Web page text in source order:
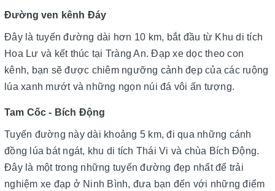
Đường ven kênh Đáy
Đây là tuyến đường dài hơn 10 km, bắt đầu từ Khu di tích
Hoa Lư và kết thúc tại Tràng An. Đạp xe dọc theo con
kênh, bạn sẽ được chiêm ngưỡng cảnh đẹp của các ruộng
lúa xanh mướt và những ngọn núi đá vôi ấn tượng.
Tam Cốc - Bích Động
Tuyến đường này dài khoảng 5 km, đi qua những cánh
đồng lúa bát ngát, khu di tích Thái Vi và chùa Bích Động.
Đây là một trong những tuyến đường đẹp nhất để trải
nghiệm xe đạp ở Ninh Bình, đưa bạn đến với những điểm